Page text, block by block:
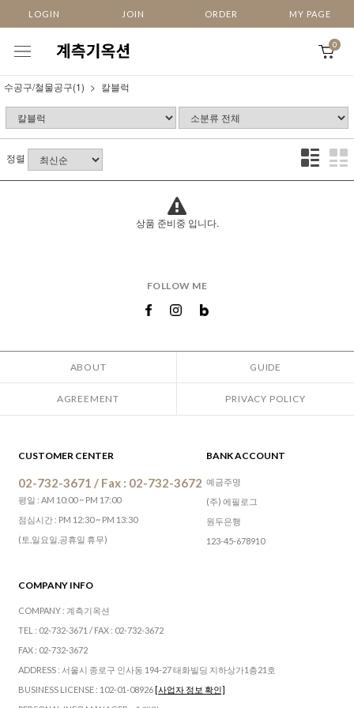
LOGIN JOIN ORDER MY PAGE
0
수공구/철물공구(1) 칼블럭
정렬
상품 준비중 입니다.
FOLLOW ME
ABOUT GUIDE
AGREEMENT PRIVACY POLICY
CUSTOMER CENTER
02-732-3671 / Fax : 02-732-3672
평일 : AM 10:00 ~ PM 17:00
점심시간 : PM 12:30 ~ PM 13:30
(토,일요일,공휴일 휴무)
BANK ACCOUNT
예금주명
(주) 에필로그
원두은행
123-45-678910
COMPANY INFO
COMPANY : 계측기옥션
TEL : 02-732-3671 / FAX : 02-732-3672
FAX : 02-732-3672
ADDRESS : 서울시 종로구 인사동 194-27 태화빌딩 지하상가1층21호
BUSINESS LICENSE : 102-01-08926[사업자 정보 확인]